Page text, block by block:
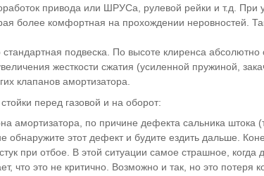
привода или ШРУСа, рулевой рейки и т.д.
более комфортная на прохождении неровностей.
стандартная подвеска. По высоте клиренса
жесткости сжатия (усиленной пружиной,
клапанов амортизатора.
перед газовой и на оборот:
амортизатора, по причине дефекта сальника
этот дефект и будите ездить дальше.
при отбое. В этой ситуации самое страшное,
что это не критично. Возможно и так, но это